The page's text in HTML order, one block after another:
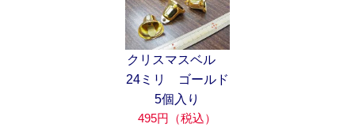
クリスマスベル
24ミリ ゴールド
5個入り
495円（税込）